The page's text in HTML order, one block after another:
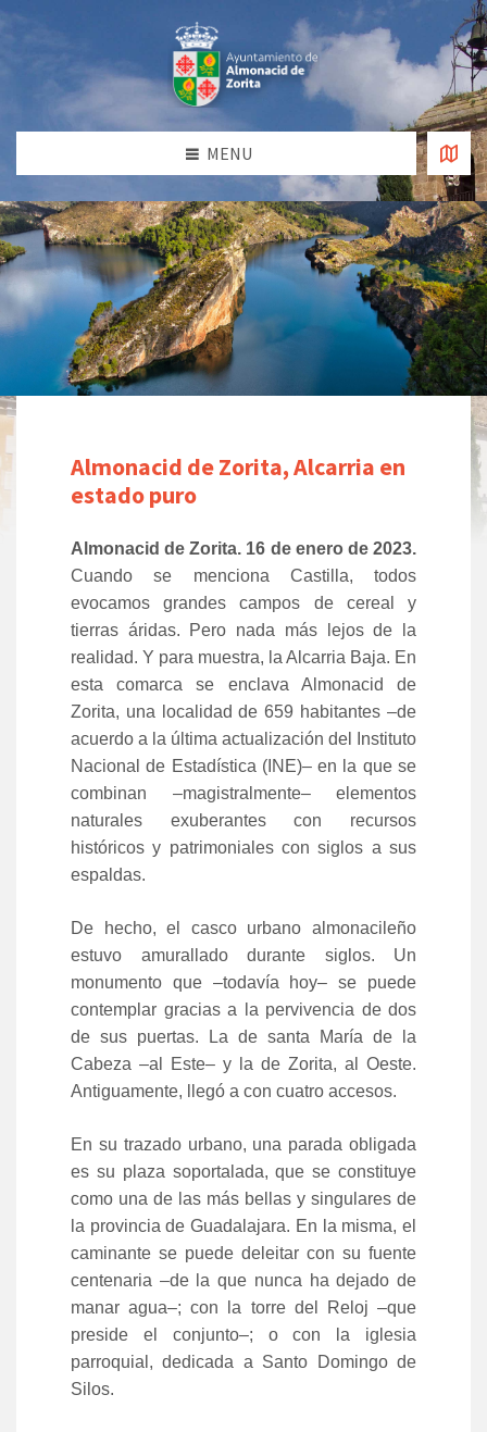
MENU
Almonacid de Zorita, Alcarria en
estado puro
Almonacid de Zorita. 16 de enero de 2023.
Cuando se menciona Castilla, todos
evocamos grandes campos de cereal y
tierras áridas. Pero nada más lejos de la
realidad. Y para muestra, la Alcarria Baja. En
esta comarca se enclava Almonacid de
Zorita, una localidad de 659 habitantes –de
acuerdo a la última actualización del Instituto
Nacional de Estadística (INE)– en la que se
combinan –magistralmente– elementos
naturales exuberantes con recursos
históricos y patrimoniales con siglos a sus
espaldas.
De hecho, el casco urbano almonacileño
estuvo amurallado durante siglos. Un
monumento que –todavía hoy– se puede
contemplar gracias a la pervivencia de dos
de sus puertas. La de santa María de la
Cabeza –al Este– y la de Zorita, al Oeste.
Antiguamente, llegó a con cuatro accesos.
En su trazado urbano, una parada obligada
es su plaza soportalada, que se constituye
como una de las más bellas y singulares de
la provincia de Guadalajara. En la misma, el
caminante se puede deleitar con su fuente
centenaria –de la que nunca ha dejado de
manar agua–; con la torre del Reloj –que
preside el conjunto–; o con la iglesia
parroquial, dedicada a Santo Domingo de
Silos.